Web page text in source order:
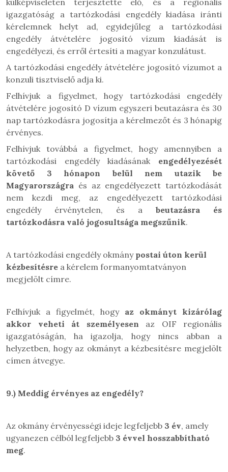
külképviseleten terjesztette elő, és a regionális
igazgatóság a tartózkodási engedély kiadása iránti
kérelemnek helyt ad, egyidejűleg a tartózkodási
engedély átvételére jogosító vízum kiadását is
engedélyezi, és erről értesíti a magyar konzulátust.
A tartózkodási engedély átvételére jogosító vízumot a
konzuli tisztviselő adja ki.
Felhívjuk a figyelmet, hogy tartózkodási engedély
átvételére jogosító D vízum egyszeri beutazásra és 30
nap tartózkodásra jogosítja a kérelmezőt és 3 hónapig
érvényes.
Felhívjuk továbbá a figyelmet, hogy amennyiben a
tartózkodási engedély kiadásának engedélyezését
követő 3 hónapon belül nem utazik be
Magyarországra és az engedélyezett tartózkodását
nem kezdi meg, az engedélyezett tartózkodási
engedély érvénytelen, és a beutazásra és
tartózkodásra való jogosultsága megszűnik.
A tartózkodási engedély okmány postai úton kerül
kézbesítésre a kérelem formanyomtatványon
megjelölt címre.
Felhívjuk a figyelmét, hogy az okmányt kizárólag
akkor veheti át személyesen az OIF regionális
igazgatóságán, ha igazolja, hogy nincs abban a
helyzetben, hogy az okmányt a kézbesítésre megjelölt
címen átvegye.
9.) Meddig érvényes az engedély?
Az okmány érvényességi ideje legfeljebb 3 év, amely
ugyanezen célból legfeljebb 3 évvel hosszabbítható
meg.